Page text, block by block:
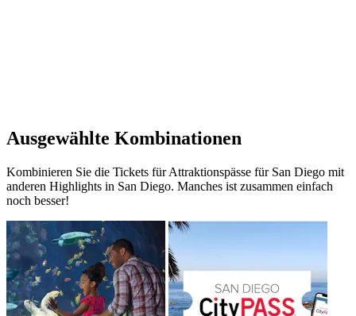
Ausgewählte Kombinationen
Kombinieren Sie die Tickets für Attraktionspässe für San Diego mit
anderen Highlights in San Diego. Manches ist zusammen einfach
noch besser!